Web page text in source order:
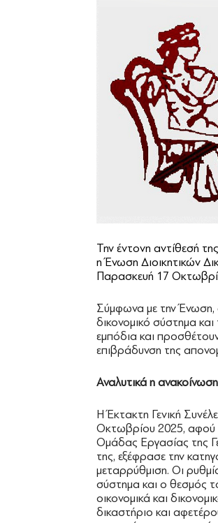
Την έντονη αντίθεσή
η Ένωση Διοικητικών
Παρασκευή 17
Σύμφωνα με την Ένωση,
δικονομικό σύστημα
εμπόδια και
επιβράδυνση της
Αναλυτικά η
Η Έκτακτη Γενική
Οκτωβρίου 2025, αφού
Ομάδας Εργασίας της
της, εξέφρασε την
μεταρρύθμιση. Οι
σύστημα και ο θεσμός
οικονομικά και
δικαστήριο και